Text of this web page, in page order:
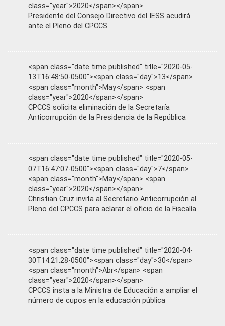
class="year">2020</span></span>
Presidente del Consejo Directivo del IESS acudirá
ante el Pleno del CPCCS
<span class="date time published" title="2020-05-
13T16:48:50-0500"><span class="day">13</span>
<span class="month">May</span> <span
class="year">2020</span></span>
CPCCS solicita eliminación de la Secretaría
Anticorrupción de la Presidencia de la República
<span class="date time published" title="2020-05-
07T16:47:07-0500"><span class="day">7</span>
<span class="month">May</span> <span
class="year">2020</span></span>
Christian Cruz invita al Secretario Anticorrupción al
Pleno del CPCCS para aclarar el oficio de la Fiscalía
<span class="date time published" title="2020-04-
30T14:21:28-0500"><span class="day">30</span>
<span class="month">Abr</span> <span
class="year">2020</span></span>
CPCCS insta a la Ministra de Educación a ampliar el
número de cupos en la educación pública